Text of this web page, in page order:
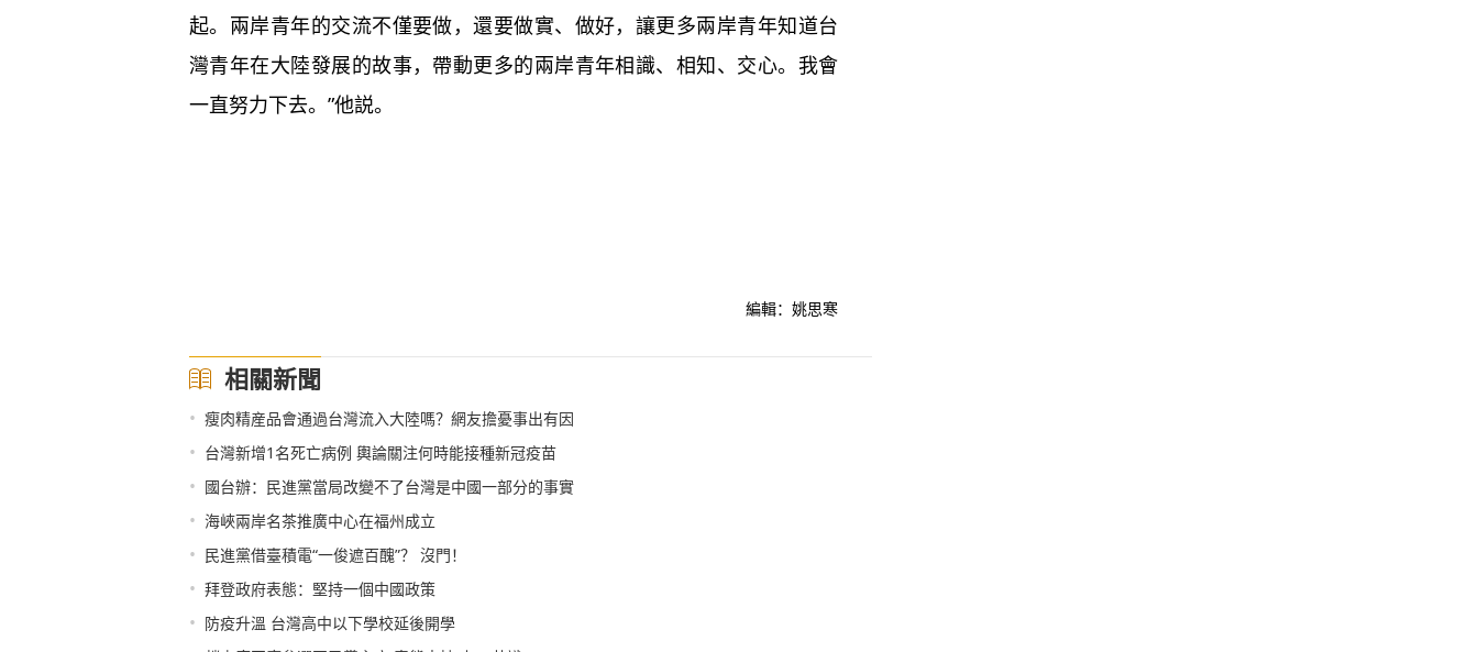
起。兩岸青年的交流不僅要做，還要做實、做好，讓更多兩岸青年知道台
灣青年在大陸發展的故事，帶動更多的兩岸青年相識、相知、交心。我會
一直努力下去。”他説。
編輯：姚思寒
相關新聞
• 瘦肉精産品會通過台灣流入大陸嗎？網友擔憂事出有因
• 台灣新增1名死亡病例 輿論關注何時能接種新冠疫苗
• 國台辦：民進黨當局改變不了台灣是中國一部分的事實
• 海峽兩岸名茶推廣中心在福州成立
• 民進黨借臺積電“一俊遮百醜”？ 沒門！
• 拜登政府表態：堅持一個中國政策
• 防疫升溫 台灣高中以下學校延後開學